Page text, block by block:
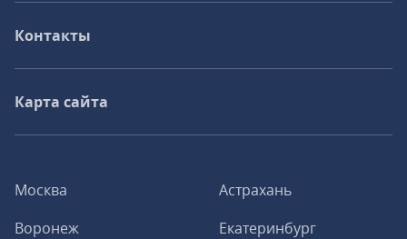
Москва
Астрахань
Воронеж
Екатеринбург
Контакты
Карта сайта